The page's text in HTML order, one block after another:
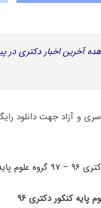
آخرین اخبار دکتری در
زبان عمومی گروه علوم پایه آزمون دکتری ۱۳۹۶
پایه
کنکور دکتری ۹۶